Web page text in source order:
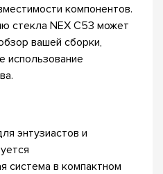
компонентов.
стекла NEX C53 может
вашей сборки,
использование
энтузиастов и
система в компактном